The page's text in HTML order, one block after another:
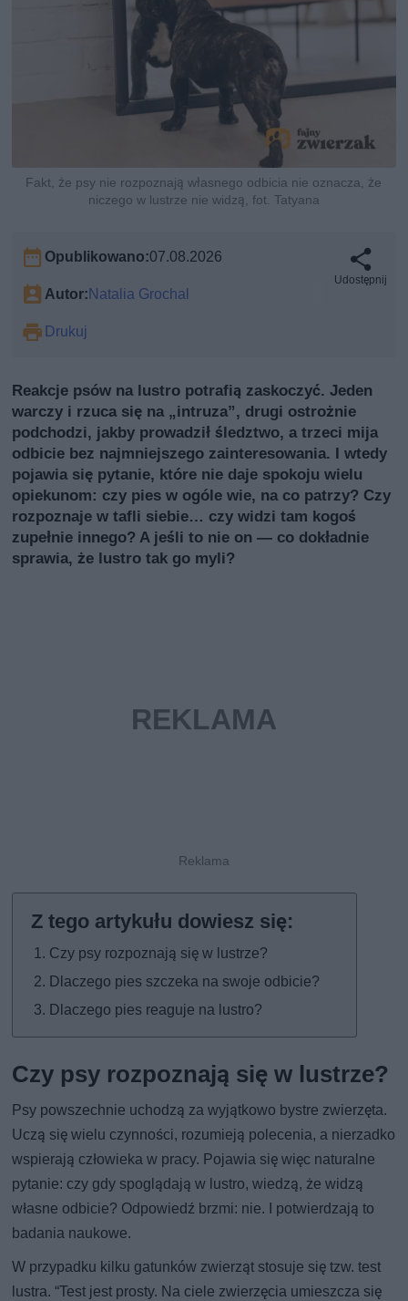
Fakt, że psy nie rozpoznają własnego odbicia nie oznacza, że
niczego w lustrze nie widzą, fot. Tatyana
Opublikowano:07.08.2026
Autor:Natalia Grochal
Drukuj
Udostępnij
Reakcje psów na lustro potrafią zaskoczyć. Jeden
warczy i rzuca się na „intruzа”, drugi ostrożnie
podchodzi, jakby prowadził śledztwo, a trzeci mija
odbicie bez najmniejszego zainteresowania. I wtedy
pojawia się pytanie, które nie daje spokoju wielu
opiekunom: czy pies w ogóle wie, na co patrzy? Czy
rozpoznaje w tafli siebie… czy widzi tam kogoś
zupełnie innego? A jeśli to nie on — co dokładnie
sprawia, że lustro tak go myli?
Czy psy rozpoznają się w lustrze?
Dlaczego pies szczeka na swoje odbicie?
Dlaczego pies reaguje na lustro?
Czy psy rozpoznają się w lustrze?
Psy powszechnie uchodzą za wyjątkowo bystre zwierzęta.
Uczą się wielu czynności, rozumieją polecenia, a nierzadko
wspierają człowieka w pracy. Pojawia się więc naturalne
pytanie: czy gdy spoglądają w lustro, wiedzą, że widzą
własne odbicie? Odpowiedź brzmi: nie. I potwierdzają to
badania naukowe.
W przypadku kilku gatunków zwierząt stosuje się tzw. test
lustra. “Test jest prosty. Na ciele zwierzęcia umieszcza się